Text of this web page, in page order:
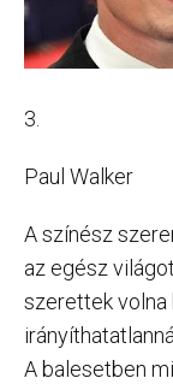
3.
Paul Walker
A színész
az egész
szerettek volna
A balesetben